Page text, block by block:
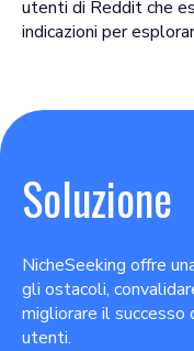
utenti di Reddit che
indicazioni per
Soluzione
NicheSeeking offre
gli ostacoli,
migliorare il
utenti.